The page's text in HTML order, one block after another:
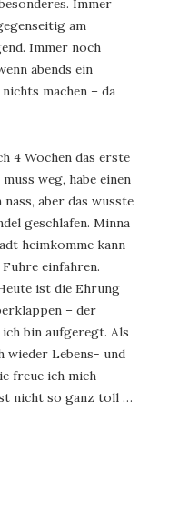
Immer
am
Immer noch
abends ein
machen – da
4 Wochen das erste
weg, habe einen
aber das wusste
geschlafen. Minna
heimkomme kann
einfahren.
ist die Ehrung
– der
bin aufgeregt. Als
wieder Lebens- und
freue ich mich
nicht so ganz toll …